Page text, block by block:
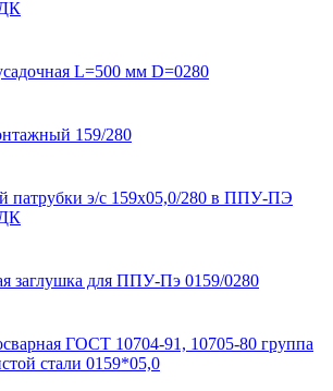
L=500 мм D=0280
159/280
патрубки э/с 159х05,0/280 в ППУ-ПЭ
заглушка для ППУ-Пэ 0159/0280
ГОСТ 10704-91, 10705-80 группа
стали 0159*05,0